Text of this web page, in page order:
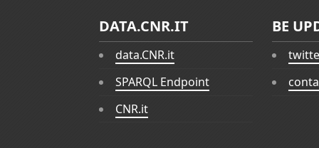
DATA.CNR.IT
data.CNR.it
SPARQL Endpoint
CNR.it
BE